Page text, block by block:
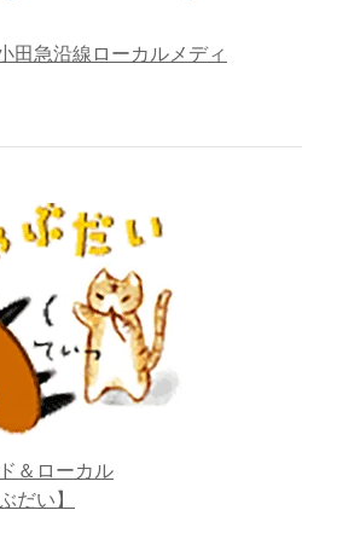
田急沿線ローカルメディ
＆ローカル
だい】